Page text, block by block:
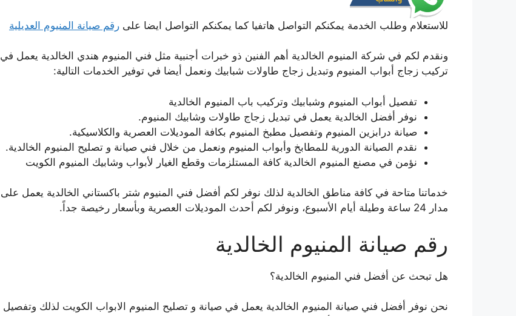
للاستعلام وطلب الخدمة يمكنكم التواصل هاتفيا كما يمكنكم التواصل ايضا على رقم صيانة المنيوم العديلية
ونقدم لكم في شركة المنيوم الخالدية أهم الفنين ذو خبرات أجنبية مثل فني المنيوم هندي الخالدية يعمل في
تركيب زجاج أبواب المنيوم وتبديل زجاج طاولات شبابيك ونعمل أيضا في توفير الخدمات التالية:
تفصيل أبواب المنيوم وشبابيك وتركيب باب المنيوم الخالدية
نوفر أفضل الخالدية يعمل في تبديل زجاج طاولات وشابيك المنيوم.
صيانة درابزين المنيوم وتفصيل مطبخ المنيوم بكافة الموديلات العصرية والكلاسيكية.
نقدم الصيانة الدورية للمطابخ وأبواب المنيوم ونعمل من خلال فني صيانة و تصليح المنيوم الخالدية.
نؤمن في مصنع المنيوم الخالدية كافة المستلزمات وقطع الغيار لأبواب وشابيك المنيوم الكويت
خدماتنا متاحة في كافة مناطق الخالدية لذلك نوفر لكم أفضل فني المنيوم شتر باكستاني الخالدية يعمل على
مدار 24 ساعة وطيلة أيام الأسبوع، ونوفر لكم أحدث الموديلات العصرية وبأسعار رخيصة جداً.
رقم صيانة المنيوم الخالدية
هل تبحث عن أفضل فني المنيوم الخالدية؟
نحن نوفر أفضل فني صيانة المنيوم الخالدية يعمل في صيانة و تصليح المنيوم الابواب الكويت لذلك وتفصيل